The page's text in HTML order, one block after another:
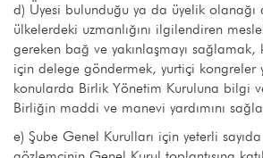
d) Üyesi bulunduğu ya da üyelik olanağı
ülkelerdeki uzmanlığını ilgilendiren
gereken bağ ve yakınlaşmayı sağlamak,
için delege göndermek, yurtiçi kongreler
konularda Birlik Yönetim Kuruluna bilgi
Birliğin maddi ve manevi yardımını
e) Şube Genel Kurulları için yeterli